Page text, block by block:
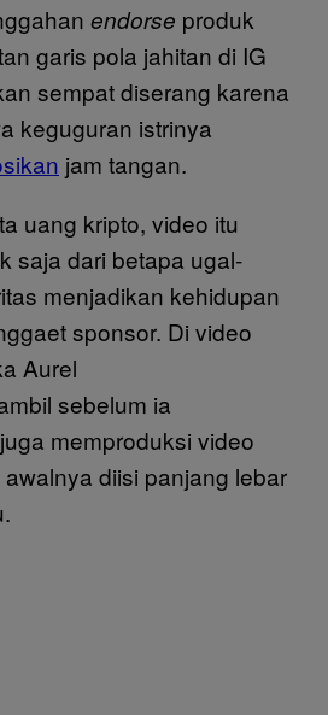
endorse produk
garis pola jahitan di IG
sempat diserang karena
keguguran istrinya
jam tangan.
uang kripto, video itu
saja dari betapa ugal-
menjadikan kehidupan
sponsor. Di video
Aurel
sebelum ia
memproduksi video
diisi panjang lebar